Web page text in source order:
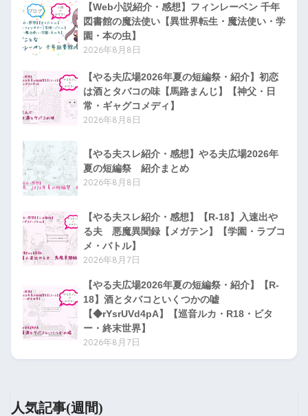
【Web小説紹介・感想】フィンレーベン 千年
図書館の魔法使い【異世界転生・魔法使い・学
園・本の虫】
2026年8月8日
【やる夫広場2026年夏の短編祭・紹介】初恋
は酒とタバコの味【馬路まんじ】【神父・日
常・ギャグコメディ】
2026年8月8日
【やる夫スレ紹介・感想】やる夫広場2026年
夏の短編祭 紹介まとめ
2026年8月8日
【やる夫スレ紹介・感想】【R-18】入速出や
る夫 悪魔異聞録【メガテン】【学園・ラブコ
メ・バトル】
2026年8月7日
【やる夫広場2026年夏の短編祭・紹介】【R-
18】酒とタバコといくつかの嘘
【◆rYsrUVd4pA】【巡音ルカ・R18・ビタ
ー・終末世界】
2026年8月7日
人気記事(週間)